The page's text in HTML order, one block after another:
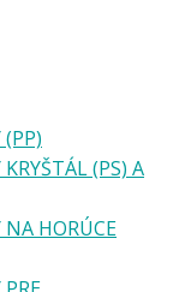
(PP)
(PS) A
NA HORÚCE